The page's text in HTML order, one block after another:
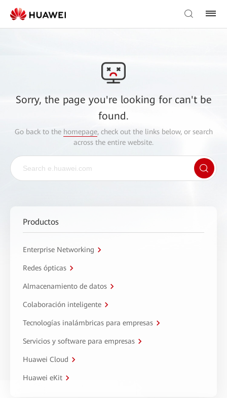
Sorry, the page you're looking for can't be
found.
Go back to the homepage, check out the links below, or search
across the entire website.
Productos
Enterprise Networking
Redes ópticas
Almacenamiento de datos
Colaboración inteligente
Tecnologías inalámbricas para empresas
Servicios y software para empresas
Huawei Cloud
Huawei eKit